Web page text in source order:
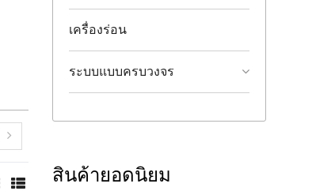
เครื่องร่อน
ระบบแบบครบวงจร
สินค้ายอดนิยม